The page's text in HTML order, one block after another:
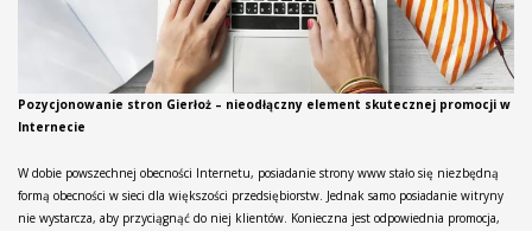
Pozycjonowanie stron Gierłoż – nieodłączny element skutecznej promocji w
Internecie
W dobie powszechnej obecności Internetu, posiadanie strony www stało się niezbędną
formą obecności w sieci dla większości przedsiębiorstw. Jednak samo posiadanie witryny
nie wystarcza, aby przyciągnąć do niej klientów. Konieczna jest odpowiednia promocja,